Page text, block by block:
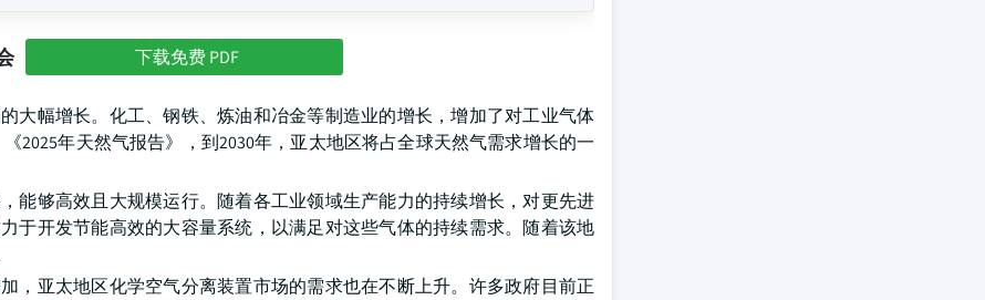
下载免费 PDF
大幅增长。化工、钢铁、炼油和冶金等制造业的增长，增加了对工业气体
2025年天然气报告》，到2030年，亚太地区将占全球天然气需求增长的一
能够高效且大规模运行。随着各工业领域生产能力的持续增长，对更先进
于开发节能高效的大容量系统，以满足对这些气体的持续需求。随着该地
，亚太地区化学空气分离装置市场的需求也在不断上升。许多政府目前正